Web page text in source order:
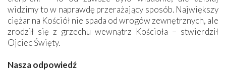
widzimy to w naprawdę przerażający sposób. Największy
ciężar na Kościół nie spada od wrogów zewnętrznych, ale
zrodził się z grzechu wewnątrz Kościoła – stwierdził
Ojciec Święty.
Nasza odpowiedź